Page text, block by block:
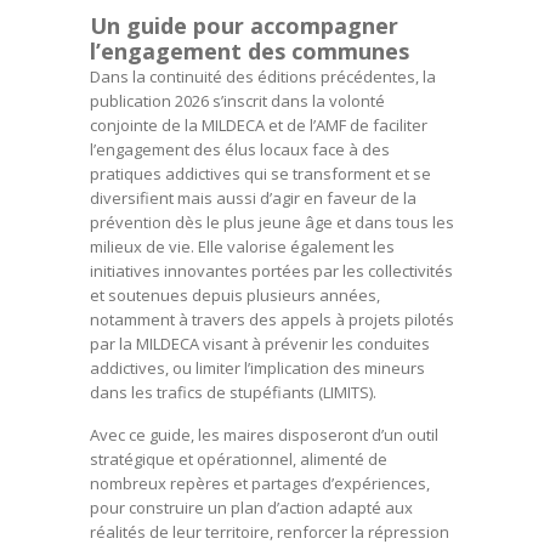
Un guide pour accompagner
l’engagement des communes
Dans la continuité des éditions précédentes, la
publication 2026 s’inscrit dans la volonté
conjointe de la MILDECA et de l’AMF de faciliter
l’engagement des élus locaux face à des
pratiques addictives qui se transforment et se
diversifient mais aussi d’agir en faveur de la
prévention dès le plus jeune âge et dans tous les
milieux de vie. Elle valorise également les
initiatives innovantes portées par les collectivités
et soutenues depuis plusieurs années,
notamment à travers des appels à projets pilotés
par la MILDECA visant à prévenir les conduites
addictives, ou limiter l’implication des mineurs
dans les trafics de stupéfiants (LIMITS).
Avec ce guide, les maires disposeront d’un outil
stratégique et opérationnel, alimenté de
nombreux repères et partages d’expériences,
pour construire un plan d’action adapté aux
réalités de leur territoire, renforcer la répression